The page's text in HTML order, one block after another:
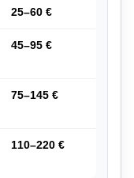
25–60 €
45–95 €
75–145 €
110–220 €